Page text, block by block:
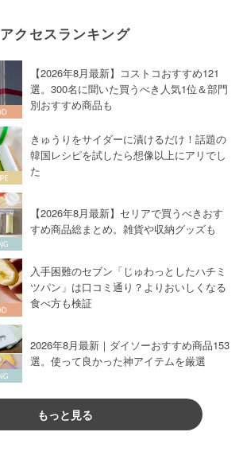
アクセスランキング
【2026年8月最新】コストコおすすめ121
選。300名に聞いた買うべき人気1位＆部門
別おすすめ商品も
きゅうりをサイダーに漬けるだけ！話題の
韓国レシピを試したら想像以上にアリでし
た
【2026年8月最新】セリアで買うべきおす
すめ商品総まとめ。雑貨や収納グッズも
入手困難のセブン「じゅわっとしたハチミ
ツパン」は口コミ通り？よりおいしくなる
食べ方も検証
2026年8月最新｜ダイソーおすすめ商品153
選。使って良かった神アイテムを厳選
もっと見る